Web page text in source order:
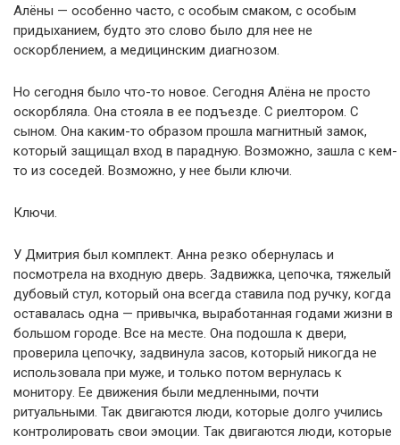
Алёны — особенно часто, с особым смаком, с особым
придыханием, будто это слово было для нее не
оскорблением, а медицинским диагнозом.
Но сегодня было что-то новое. Сегодня Алёна не просто
оскорбляла. Она стояла в ее подъезде. С риелтором. С
сыном. Она каким-то образом прошла магнитный замок,
который защищал вход в парадную. Возможно, зашла с кем-
то из соседей. Возможно, у нее были ключи.
Ключи.
У Дмитрия был комплект. Анна резко обернулась и
посмотрела на входную дверь. Задвижка, цепочка, тяжелый
дубовый стул, который она всегда ставила под ручку, когда
оставалась одна — привычка, выработанная годами жизни в
большом городе. Все на месте. Она подошла к двери,
проверила цепочку, задвинула засов, который никогда не
использовала при муже, и только потом вернулась к
монитору. Ее движения были медленными, почти
ритуальными. Так двигаются люди, которые долго учились
контролировать свои эмоции. Так двигаются люди, которые